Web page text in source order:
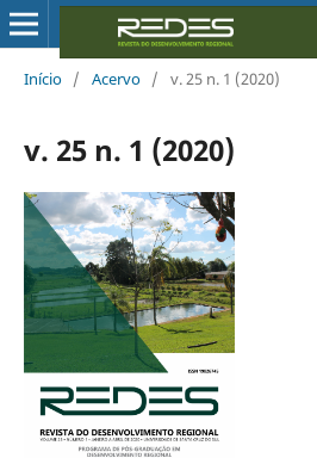
Início / Acervo / v. 25 n. 1 (2020)
v. 25 n. 1 (2020)